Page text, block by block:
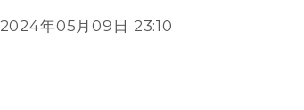
2024年05月09日 23:10